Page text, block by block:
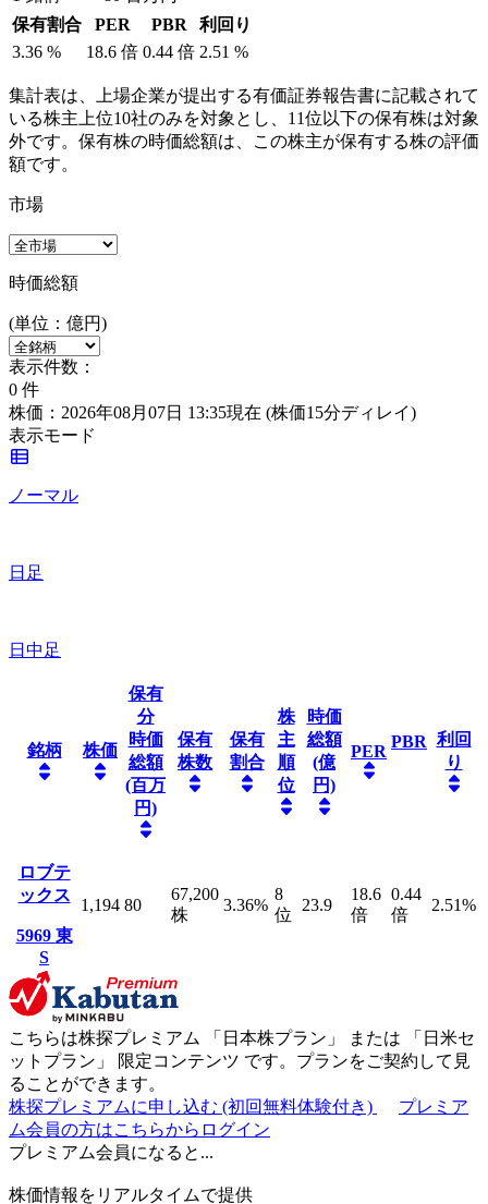
保有割合
PER PBR
利回り
3.36 % 18.6 倍 0.44 倍 2.51 %
集計表は、上場企業が提出する有価証券報告書に記載されて
いる株主上位10社のみを対象とし、11位以下の保有株は対象
外です。保有株の時価総額は、この株主が保有する株の評価
額です。
市場
時価総額
(単位：億円)
表示件数：
0 件
株価：2026年08月07日 13:35現在 (株価15分ディレイ)
表示モード
ノーマル
日足
日中足
銘柄 株価
保有
分
時価
総額
(百万
円)
保有
株数
保有
割合
株
主
順
位
時価
総額
(億
円)
PER
PBR 利回
り
ロブテ
ックス
5969 東
S
1,194 80
67,200
株
3.36%
8
位
23.9
18.6
倍
0.44
倍
2.51%
こちらは株探プレミアム 「 日本株プラン 」 または 「 日米セ
ットプラン 」 限定コンテンツ です。プランをご契約して見
ることができます。
株探プレミアムに申し込む (初回無料体験付き)
プレミア
ム会員の方はこちらからログイン
プレミアム会員になると...
株価情報をリアルタイムで提供